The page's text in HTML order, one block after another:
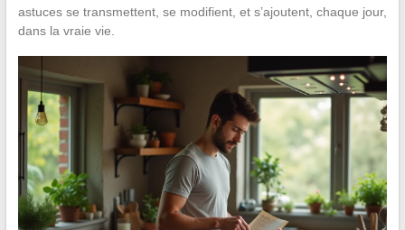
astuces se transmettent, se modifient, et s’ajoutent, chaque jour,
dans la vraie vie.